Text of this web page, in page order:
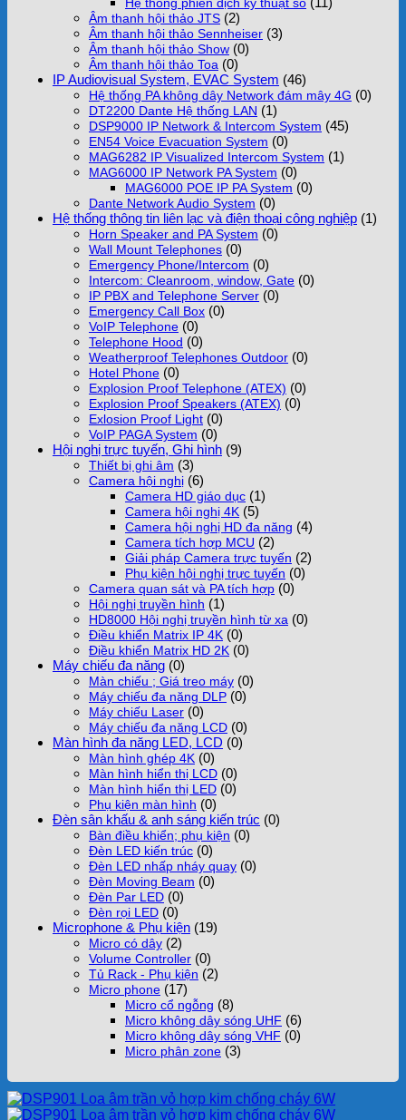
Âm thanh hội thảo JTS (2)
Âm thanh hội thảo Sennheiser (3)
Âm thanh hội thảo Show (0)
Âm thanh hội thảo Toa (0)
IP Audiovisual System, EVAC System (46)
Hệ thống PA không dây Network đám mây 4G (0)
DT2200 Dante Hệ thống LAN (1)
DSP9000 IP Network & Intercom System (45)
EN54 Voice Evacuation System (0)
MAG6282 IP Visualized Intercom System (1)
MAG6000 IP Network PA System (0)
MAG6000 POE IP PA System (0)
Dante Network Audio System (0)
Hệ thống thông tin liên lạc và điện thoại công nghiệp (1)
Horn Speaker and PA System (0)
Wall Mount Telephones (0)
Emergency Phone/Intercom (0)
Intercom: Cleanroom, window, Gate (0)
IP PBX and Telephone Server (0)
Emergency Call Box (0)
VoIP Telephone (0)
Telephone Hood (0)
Weatherproof Telephones Outdoor (0)
Hotel Phone (0)
Explosion Proof Telephone (ATEX) (0)
Explosion Proof Speakers (ATEX) (0)
Exlosion Proof Light (0)
VoIP PAGA System (0)
Hội nghị trực tuyến, Ghi hình (9)
Thiết bị ghi âm (3)
Camera hội nghị (6)
Camera HD giáo dục (1)
Camera hội nghị 4K (5)
Camera hội nghị HD đa năng (4)
Camera tích hợp MCU (2)
Giải pháp Camera trực tuyến (2)
Phụ kiện hội nghị trực tuyến (0)
Camera quan sát và PA tích hợp (0)
Hội nghị truyền hình (1)
HD8000 Hội nghị truyền hình từ xa (0)
Điều khiển Matrix IP 4K (0)
Điều khiển Matrix HD 2K (0)
Máy chiếu đa năng (0)
Màn chiếu ; Giá treo máy (0)
Máy chiếu đa năng DLP (0)
Máy chiếu Laser (0)
Máy chiếu đa năng LCD (0)
Màn hình đa năng LED, LCD (0)
Màn hình ghép 4K (0)
Màn hình hiển thị LCD (0)
Màn hình hiển thị LED (0)
Phụ kiện màn hình (0)
Đèn sân khấu & anh sáng kiến trúc (0)
Bàn điều khiển; phụ kiện (0)
Đèn LED kiến trúc (0)
Đèn LED nhấp nháy quay (0)
Đèn Moving Beam (0)
Đèn Par LED (0)
Đèn rọi LED (0)
Microphone & Phụ kiện (19)
Micro có dây (2)
Volume Controller (0)
Tủ Rack - Phụ kiện (2)
Micro phone (17)
Micro cổ ngỗng (8)
Micro không dây sóng UHF (6)
Micro không dây sóng VHF (0)
Micro phân zone (3)